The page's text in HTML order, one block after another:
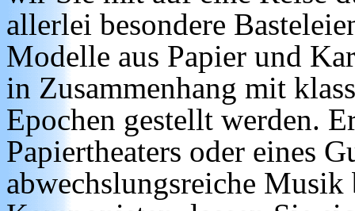
allerlei besondere
Modelle aus Papier und
in Zusammenhang mit
Epochen gestellt werden.
Papiertheaters oder eines
abwechslungsreiche